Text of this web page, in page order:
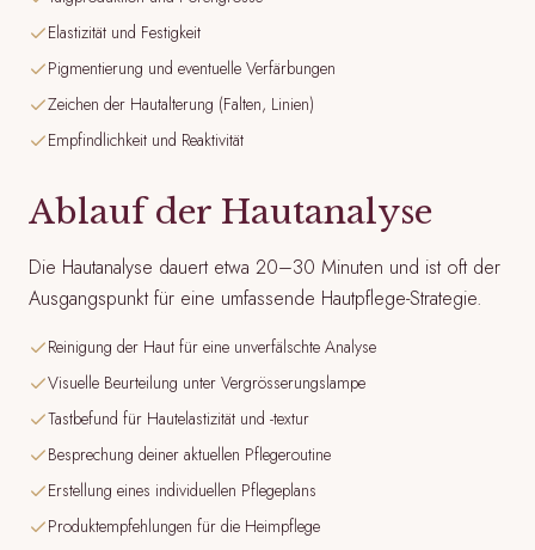
Elastizität und Festigkeit
Pigmentierung und eventuelle Verfärbungen
Zeichen der Hautalterung (Falten, Linien)
Empfindlichkeit und Reaktivität
Ablauf der Hautanalyse
Die Hautanalyse dauert etwa 20–30 Minuten und ist oft der
Ausgangspunkt für eine umfassende Hautpflege-Strategie.
Reinigung der Haut für eine unverfälschte Analyse
Visuelle Beurteilung unter Vergrösserungslampe
Tastbefund für Hautelastizität und -textur
Besprechung deiner aktuellen Pflegeroutine
Erstellung eines individuellen Pflegeplans
Produktempfehlungen für die Heimpflege